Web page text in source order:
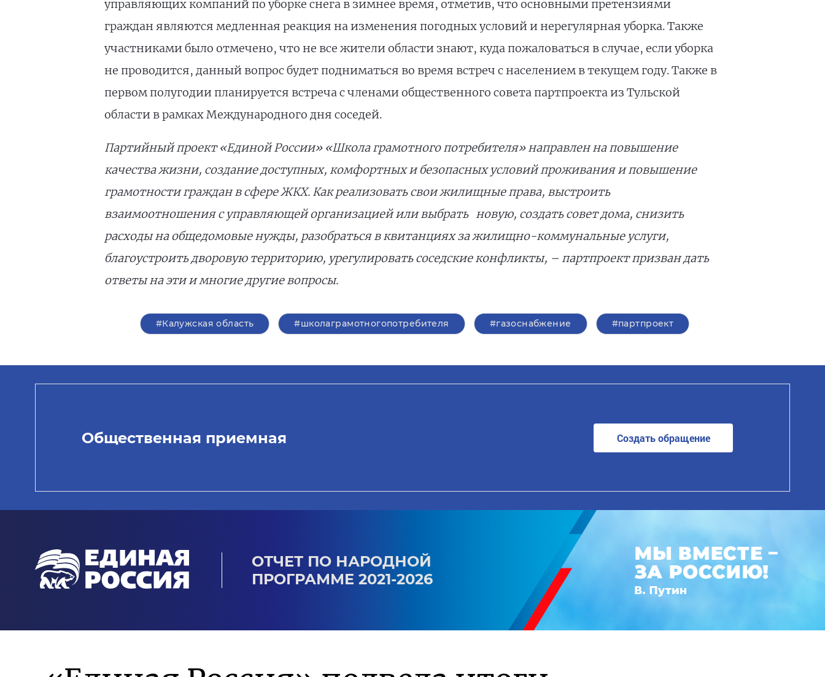
управляющих компаний по уборке снега в зимнее время, отметив, что основными претензиями
граждан являются медленная реакция на изменения погодных условий и нерегулярная уборка. Также
участниками было отмечено, что не все жители области знают, куда пожаловаться в случае, если уборка
не проводится, данный вопрос будет подниматься во время встреч с населением в текущем году. Также в
первом полугодии планируется встреча с членами общественного совета партпроекта из Тульской
области в рамках Международного дня соседей.
Партийный проект «Единой России» «Школа грамотного потребителя» направлен на повышение
качества жизни, создание доступных, комфортных и безопасных условий проживания и повышение
грамотности граждан в сфере ЖКХ. Как реализовать свои жилищные права, выстроить
взаимоотношения с управляющей организацией или выбрать новую, создать совет дома, снизить
расходы на общедомовые нужды, разобраться в квитанциях за жилищно-коммунальные услуги,
благоустроить дворовую территорию, урегулировать соседские конфликты, – партпроект призван дать
ответы на эти и многие другие вопросы.
#Калужская область #школаграмотногопотребителя #газоснабжение #партпроект
Общественная приемная Создать обращение
ОТЧЕТ ПО НАРОДНОЙ
ПРОГРАММЕ 2021-2026